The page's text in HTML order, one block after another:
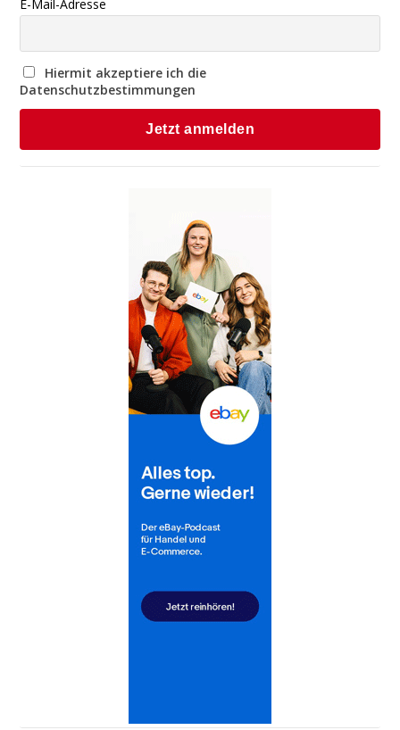
E-Mail-Adresse
Hiermit akzeptiere ich die
Datenschutzbestimmungen